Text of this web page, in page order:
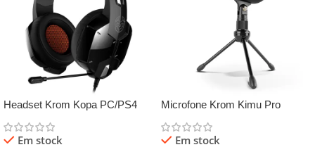
Headset Krom Kopa PC/PS4
Em stock
Microfone Krom Kimu Pro
Em stock